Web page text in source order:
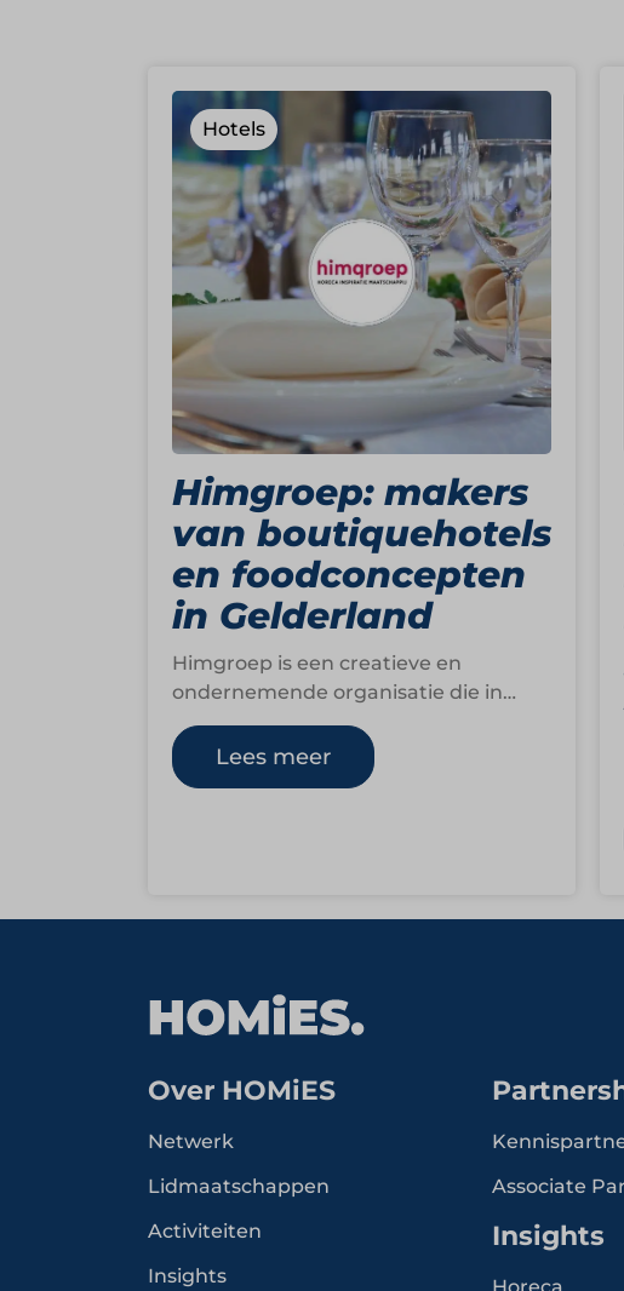
Hotels
Himgroep: makers
van boutiquehotels
en foodconcepten
in Gelderland
Himgroep is een creatieve en
ondernemende organisatie die in
Gelderland meerdere boutiquehotels
en onderscheidende
horecaconcepten exploiteert. Vanuit
Lees meer
Over HOMiES
Netwerk
Lidmaatschappen
Activiteiten
Insights
Associate
Insights
Horeca